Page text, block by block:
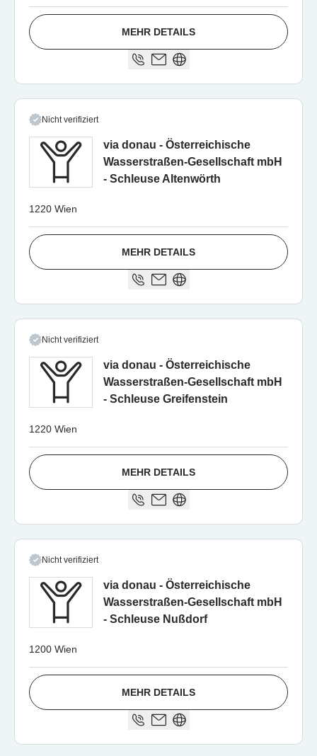
MEHR DETAILS
Nicht verifiziert
via donau - Österreichische
Wasserstraßen-Gesellschaft mbH
- Schleuse Altenwörth
1220 Wien
MEHR DETAILS
Nicht verifiziert
via donau - Österreichische
Wasserstraßen-Gesellschaft mbH
- Schleuse Greifenstein
1220 Wien
MEHR DETAILS
Nicht verifiziert
via donau - Österreichische
Wasserstraßen-Gesellschaft mbH
- Schleuse Nußdorf
1200 Wien
MEHR DETAILS